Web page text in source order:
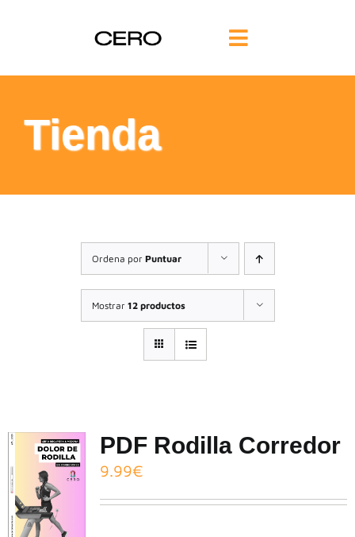
Toggle
Navigation
FILOSOFÍA
TE AYUDAMOS
FORMACIÓN
COMUNIDAD
Tienda
Ordena por Puntuar
Mostrar 12 productos
PDF Rodilla Corredor
9.99€